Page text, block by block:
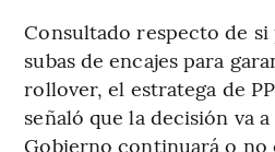
Consultado respecto de si
subas de encajes para
rollover, el estratega de
señaló que la decisión va
Gobierno continuará o no